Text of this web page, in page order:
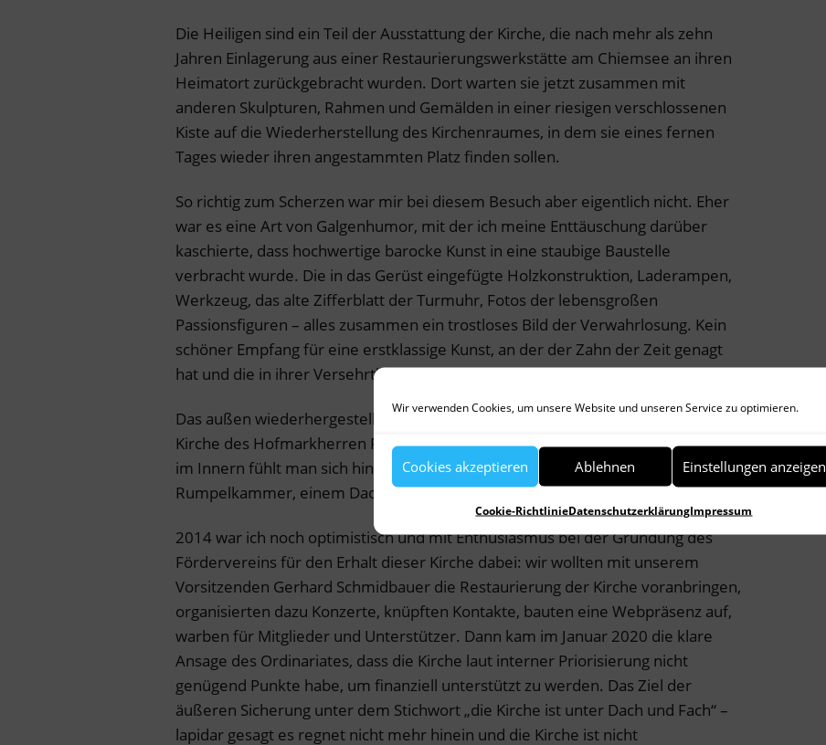
Wir verwenden Cookies, um unsere Website und unseren Service zu optimieren.
Cookies akzeptieren Ablehnen Einstellungen anzeigen
Cookie-RichtlinieDatenschutzerklärungImpressum
Die Heiligen sind ein Teil der Ausstattung der Kirche, die nach mehr als zehn
Jahren Einlagerung aus einer Restaurierungswerkstätte am Chiemsee an ihren
Heimatort zurückgebracht wurden. Dort warten sie jetzt zusammen mit
anderen Skulpturen, Rahmen und Gemälden in einer riesigen verschlossenen
Kiste auf die Wiederherstellung des Kirchenraumes, in dem sie eines fernen
Tages wieder ihren angestammten Platz finden sollen.
So richtig zum Scherzen war mir bei diesem Besuch aber eigentlich nicht. Eher
war es eine Art von Galgenhumor, mit der ich meine Enttäuschung darüber
kaschierte, dass hochwertige barocke Kunst in eine staubige Baustelle
verbracht wurde. Die in das Gerüst eingefügte Holzkonstruktion, Laderampen,
Werkzeug, das alte Zifferblatt der Turmuhr, Fotos der lebensgroßen
Passionsfiguren – alles zusammen ein trostloses Bild der Verwahrlosung. Kein
schöner Empfang für eine erstklassige Kunst, an der der Zahn der Zeit genagt
hat und die in ihrer Versehrtheit traurig macht.
Das außen wiederhergestellte Gebäude lässt die Qualität der ehemaligen
Kirche des Hofmarkherren Franz Xaver von Unertl, 1723/24 erbaut, erahnen –
im Innern fühlt man sich hingegen eher auf einem Abstellplatz, in einer Art von
Rumpelkammer, einem Dachspeicher voll vergessener Schätze.
2014 war ich noch optimistisch und mit Enthusiasmus bei der Gründung des
Fördervereins für den Erhalt dieser Kirche dabei: wir wollten mit unserem
Vorsitzenden Gerhard Schmidbauer die Restaurierung der Kirche voranbringen,
organisierten dazu Konzerte, knüpften Kontakte, bauten eine Webpräsenz auf,
warben für Mitglieder und Unterstützer. Dann kam im Januar 2020 die klare
Ansage des Ordinariates, dass die Kirche laut interner Priorisierung nicht
genügend Punkte habe, um finanziell unterstützt zu werden. Das Ziel der
äußeren Sicherung unter dem Stichwort „die Kirche ist unter Dach und Fach“ –
lapidar gesagt es regnet nicht mehr hinein und die Kirche ist nicht